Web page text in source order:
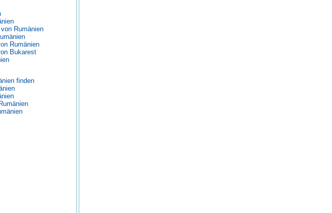
Rumänien
Rumänien
Bukarest
finden